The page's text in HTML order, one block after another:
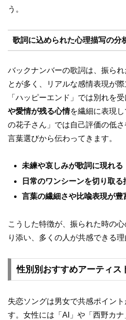
う。
歌詞に込められた心理描写の分
バックナンバーの歌詞は、振ら
とが多く、リアルな感情表現が際
「ハッピーエンド」では別れを受
や愛情が残る心情を繊細に表現
の花子さん」では自己評価の低
言葉選びから伝わってきます。
未練や哀しみが歌詞に現れる
日常のワンシーンを切り取る
言葉の繊細さや比喩表現が豊
こうした特徴が、振られた時の
り添い、多くの人が共感できる理
性別別おすすめアーティス
失恋ソングは男女で共感ポイン
す。女性には「AI」や「西野カ